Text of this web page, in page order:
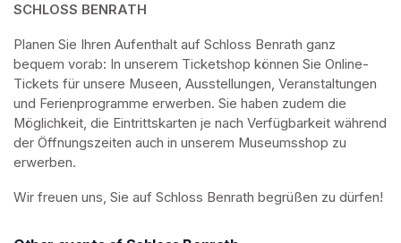
SCHLOSS BENRATH
Planen Sie Ihren Aufenthalt auf Schloss Benrath ganz
bequem vorab: In unserem Ticketshop können Sie Online-
Tickets für unsere Museen, Ausstellungen, Veranstaltungen
und Ferienprogramme erwerben. Sie haben zudem die
Möglichkeit, die Eintrittskarten je nach Verfügbarkeit während
der Öffnungszeiten auch in unserem Museumsshop zu
erwerben.
Wir freuen uns, Sie auf Schloss Benrath begrüßen zu dürfen!